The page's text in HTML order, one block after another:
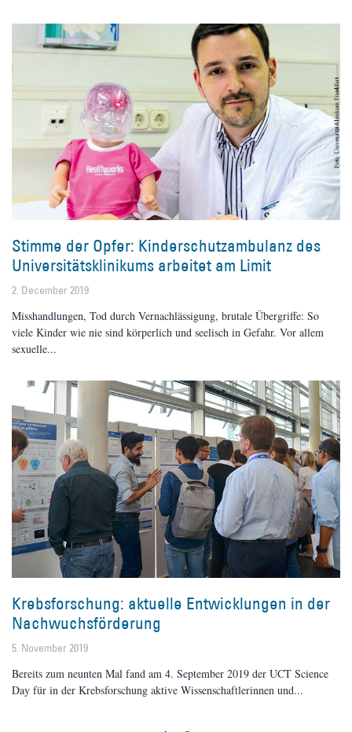
Stimme der Opfer: Kinderschutzambulanz des
Universitätsklinikums arbeitet am Limit
2. December 2019
Misshandlungen, Tod durch Vernachlässigung, brutale Übergriffe: So
viele Kinder wie nie sind körperlich und seelisch in Gefahr. Vor allem
sexuelle
Krebsforschung: aktuelle Entwicklungen in der
Nachwuchsförderung
5. November 2019
Bereits zum neunten Mal fand am 4. September 2019 der UCT Science
Day für in der Krebsforschung aktive Wissenschaftlerinnen und